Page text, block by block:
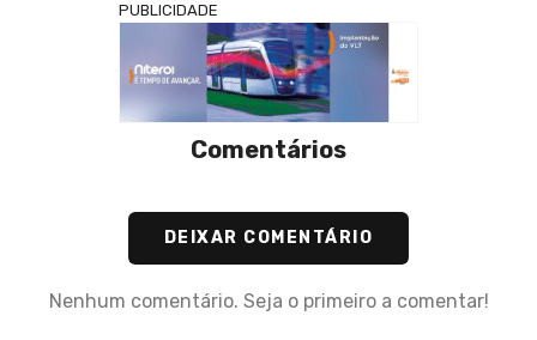
PUBLICIDADE
Comentários
DEIXAR COMENTÁRIO
Nenhum comentário. Seja o primeiro a comentar!